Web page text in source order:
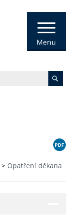
> Opatření děkana